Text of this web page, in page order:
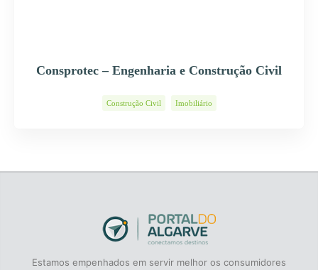
Consprotec – Engenharia e Construção Civil
Construção Civil Imobiliário
Estamos empenhados em servir melhor os consumidores